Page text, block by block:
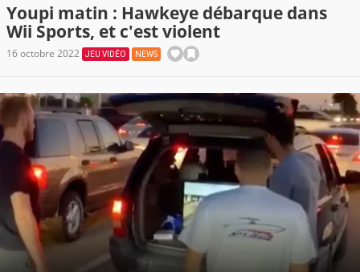
Youpi matin : Hawkeye débarque dans
Wii Sports, et c'est violent
16 octobre 2022 JEU VIDÉO NEWS